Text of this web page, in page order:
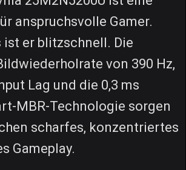
anspruchsvolle Gamer.
ist er blitzschnell. Die
von 390 Hz,
Lag und die 0,3 ms
MBR-Technologie sorgen
scharfes, konzentriertes
Gameplay.